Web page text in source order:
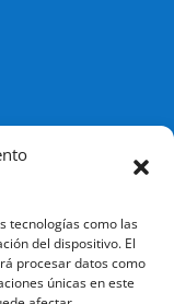
tecnologías como las
del dispositivo. El
procesar datos como
únicas en este